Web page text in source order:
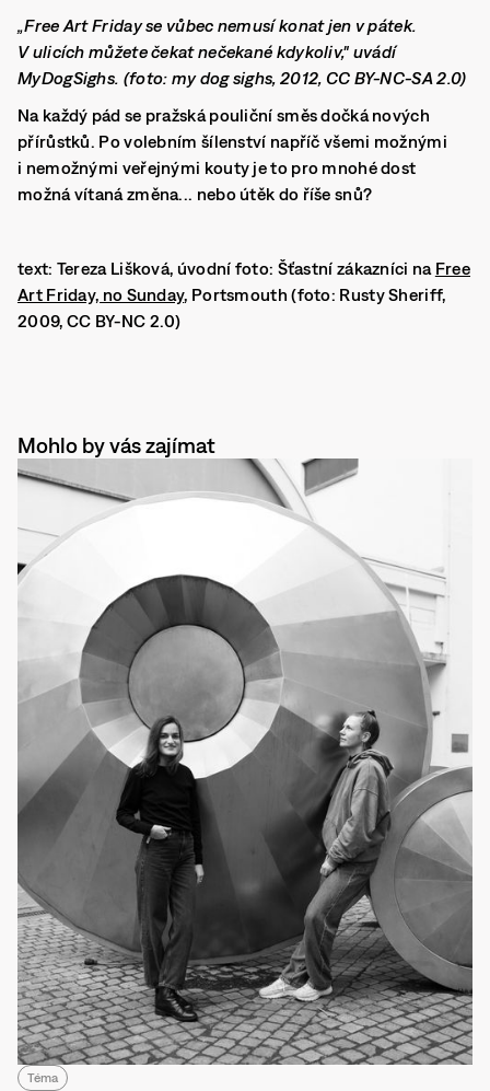
„Free Art Friday se vůbec nemusí konat jen v pátek.
V ulicích můžete čekat nečekané kdykoliv," uvádí
MyDogSighs. (foto: my dog sighs, 2012, CC BY-NC-SA 2.0)
Na každý pád se pražská pouliční směs dočká nových
přírůstků. Po volebním šílenství napříč všemi možnými
i nemožnými veřejnými kouty je to pro mnohé dost
možná vítaná změna... nebo útěk do říše snů?
text: Tereza Lišková, úvodní foto: Šťastní zákazníci na Free
Art Friday, no Sunday, Portsmouth (foto: Rusty Sheriff,
2009, CC BY-NC 2.0)
Mohlo by vás zajímat
Téma